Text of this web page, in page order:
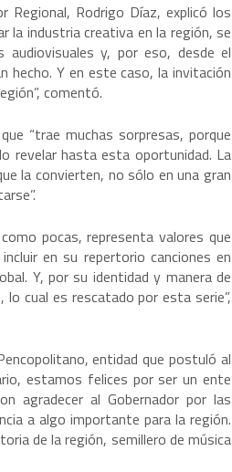
Regional, Rodrigo Díaz, explicó los
la industria creativa en la región, se
y, por eso, desde el
hecho. Y en este caso, la invitación
comentó.
“trae muchas sorpresas, porque
revelar hasta esta oportunidad. La
la convierten, no sólo en una gran
pocas, representa valores que
en su repertorio canciones en
Y, por su identidad y manera de
cual es rescatado por esta serie”,
entidad que postuló al
estamos felices por ser un ente
agradecer al Gobernador por las
a algo importante para la región.
de la región, semillero de música